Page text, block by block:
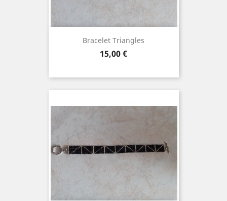
Bracelet Triangles
Prix
15,00 €